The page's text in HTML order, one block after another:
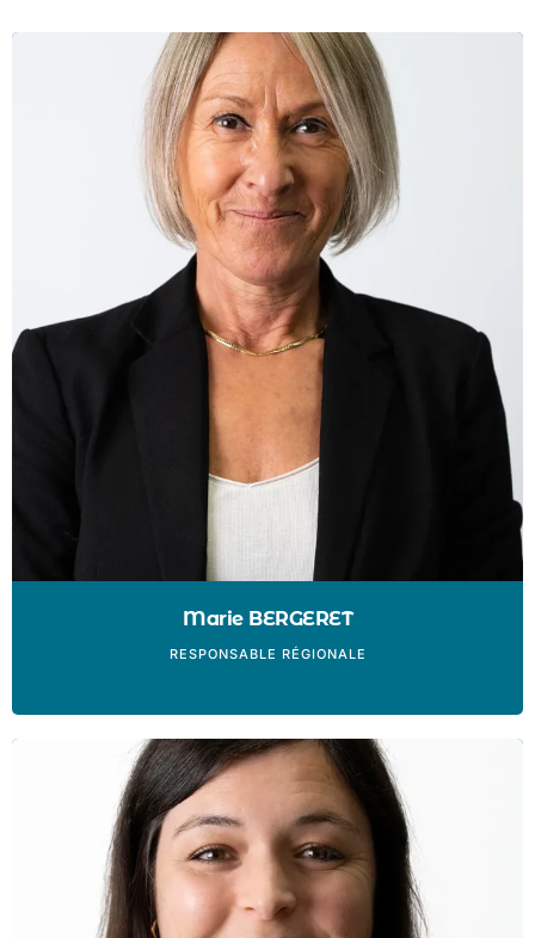
Marie BERGERET
RESPONSABLE RÉGIONALE